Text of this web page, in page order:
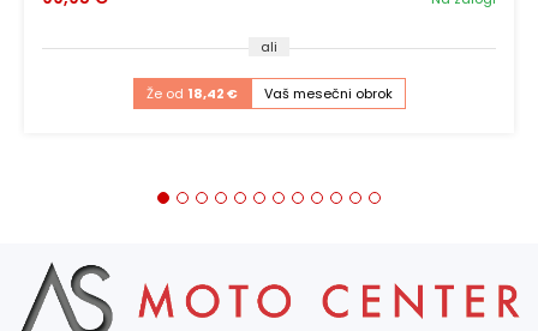
ali
Že od 18,42 € Vaš mesečni obrok